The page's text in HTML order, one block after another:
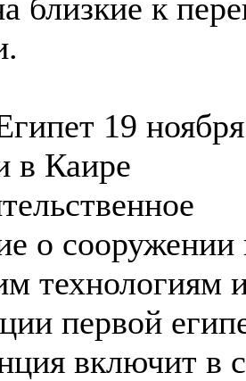
близкие к
19 ноября
в Каире
о сооружении
технологиям
первой
включит в